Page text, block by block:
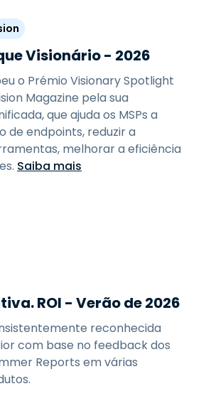
Visionário - 2026
o Prémio Visionary Spotlight
Magazine pela sua
que ajuda os MSPs a
de endpoints, reduzir a
melhorar a eficiência
Saiba mais
ROI - Verão de 2026
reconhecida
com base no feedback dos
Reports em várias